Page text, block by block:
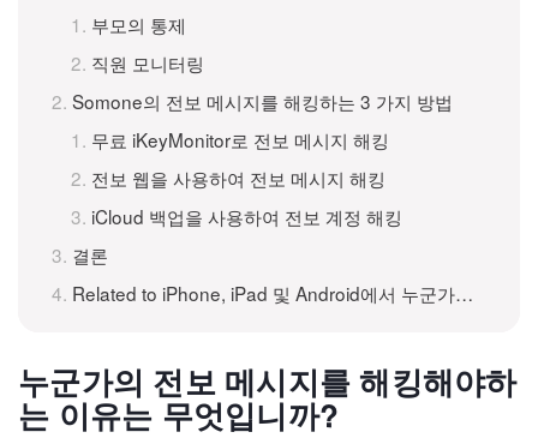
부모의 통제
직원 모니터링
Somone의 전보 메시지를 해킹하는 3 가지 방법
무료 iKeyMonitor로 전보 메시지 해킹
전보 웹을 사용하여 전보 메시지 해킹
iCloud 백업을 사용하여 전보 계정 해킹
결론
Related to iPhone, iPad 및 Android에서 누군가의 전보 메시지를 해킹하는 방법?
누군가의 전보 메시지를 해킹해야하
는 이유는 무엇입니까?